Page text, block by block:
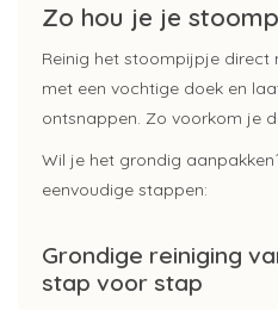
Zo hou je je
Reinig het stoompijpje direct
met een vochtige doek en
ontsnappen. Zo voorkom je
Wil je het grondig
eenvoudige stappen:
Grondige reiniging
stap voor stap